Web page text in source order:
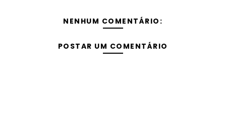
NENHUM COMENTÁRIO:
POSTAR UM COMENTÁRIO